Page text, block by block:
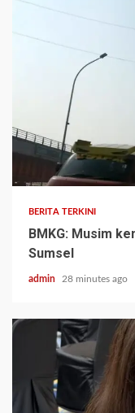
BERITA TERKINI
BMKG: Musim
Sumsel
admin 28 minutes ago